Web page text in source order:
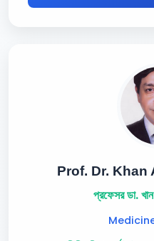
Prof. Dr. Khan
প্রফেসর ডা.